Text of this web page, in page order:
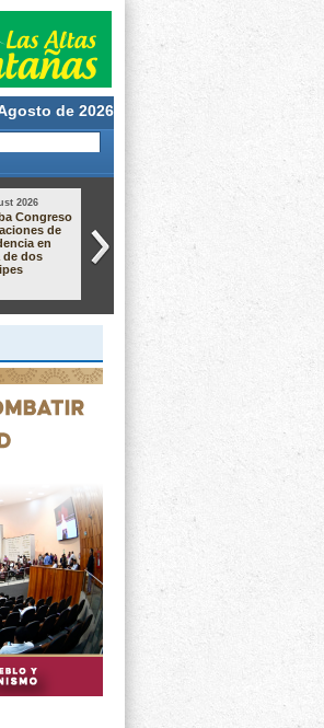
de 2026
2026
Congreso
de
en
de dos
Gobierno de
Orizaba mantiene